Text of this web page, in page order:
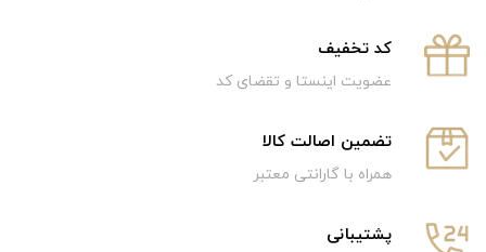
كد تخفيف
عضویت اینستا و تقضای کد
تضمین اصالت کالا
همراه با گارانتی معتبر
پشتیبانی